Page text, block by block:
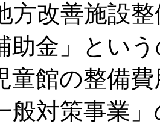
方改善施設
助金」とい
童館の整備
般対策事業